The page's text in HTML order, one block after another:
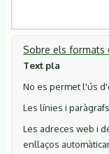
Sobre els formats
Text pla
No es permet l'ús
Les línies i
Les adreces web i
enllaços